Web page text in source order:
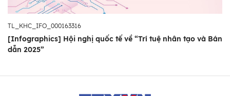
TL_KHC_IFO_000163316
[Infographics] Hội nghị quốc tế về “Trí tuệ nhân tạo và Bán
dẫn 2025”